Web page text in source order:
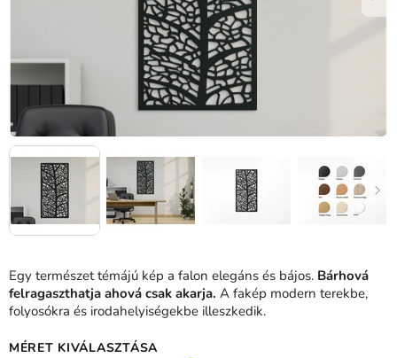
Egy természet témájú kép a falon elegáns és bájos. Bárhová
felragaszthatja ahová csak akarja. A fakép modern terekbe,
folyosókra és irodahelyiségekbe illeszkedik.
MÉRET KIVÁLASZTÁSA